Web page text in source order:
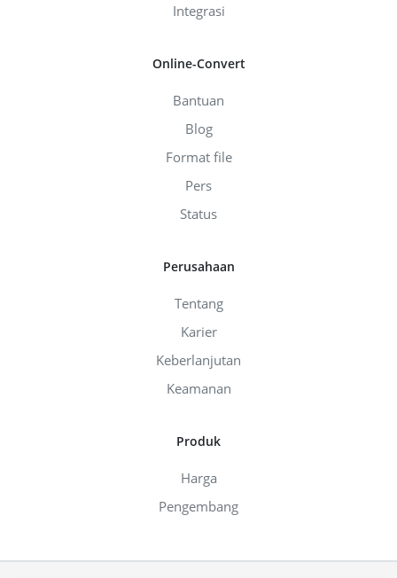
Integrasi
Online-Convert
Bantuan
Blog
Format file
Pers
Status
Perusahaan
Tentang
Karier
Keberlanjutan
Keamanan
Produk
Harga
Pengembang